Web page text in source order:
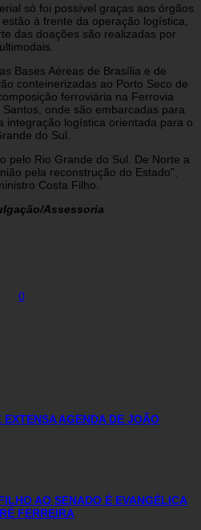
só foi possível graças aos órgãos
à frente da operação logística,
das doações são realizadas por
Bases Aéreas de Brasília e de
conteinerizadas ao Porto Seco de
ferroviária na Ferrovia
onde são embarcadas para
integração logística orientada para o
do Sul.
pelo Rio Grande do Sul. De Norte a
pela reconstrução do Estado”,
Costa Filho.
Assessoria
0
AGENDA DE JOÃO
AO SENADO É EVANGÉLICA
FERREIRA